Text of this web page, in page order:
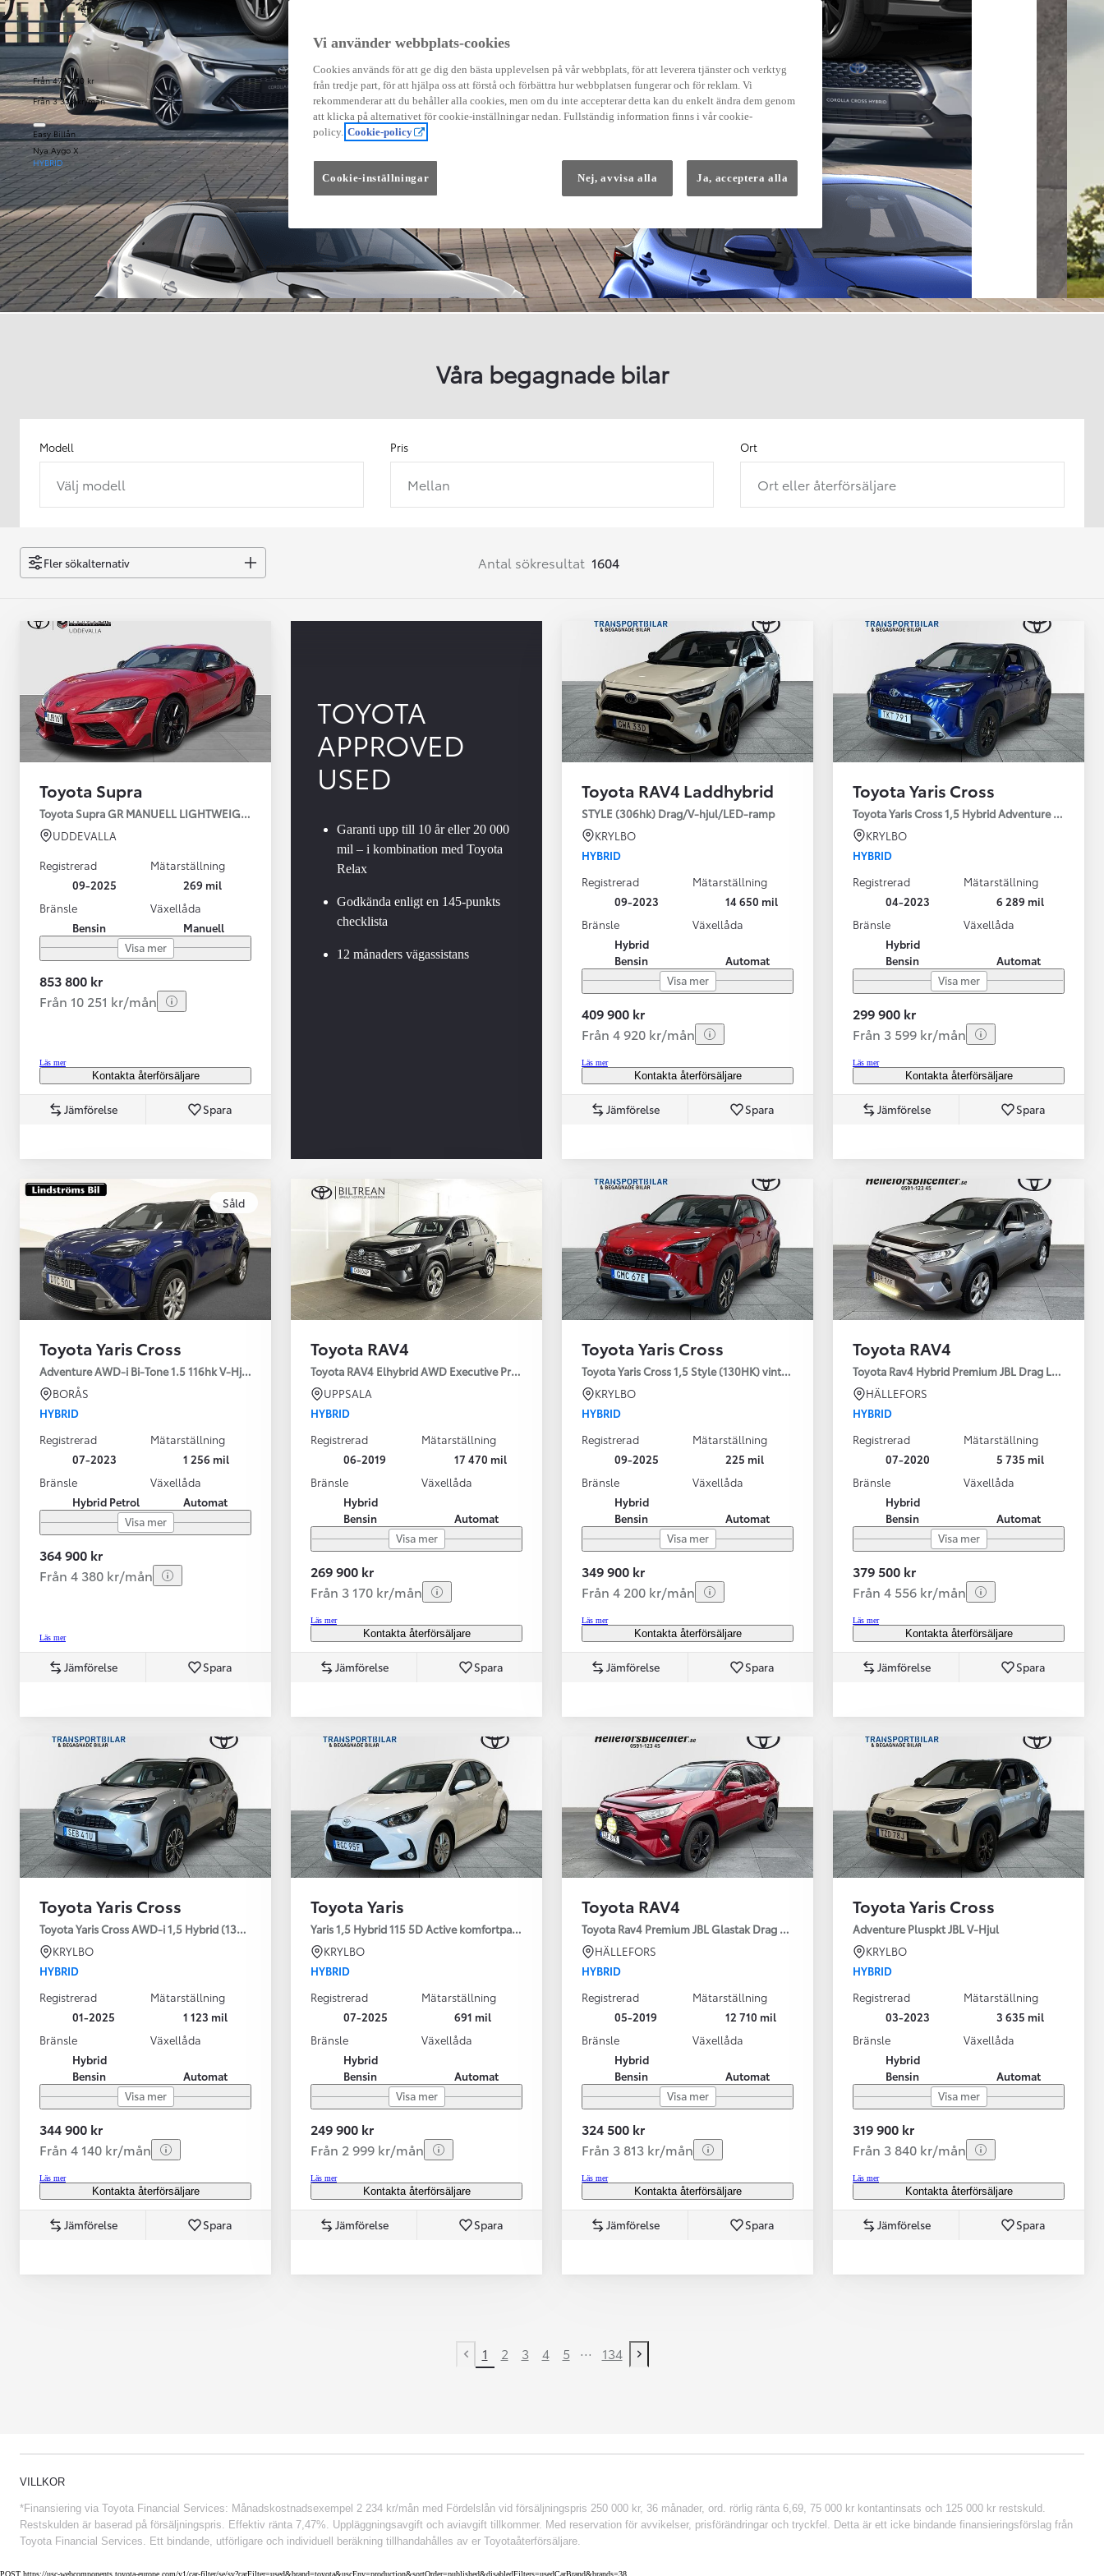
Från 479 900 kr
Från 3 333 kr/mån
Easy Billån
Från 569 900 kr
Från 3 958 kr/mån
Nya Aygo X
HYBRID
Från 238 900 kr
Easy Billån
HYBRID
GR Yaris
BENSIN
Från 599 900 kr
Corolla
HYBRID
Från 324 900 kr
Från 3 194 kr/mån
HYBRID
Från 360 900 kr
Från 3 548 kr/mån
Easy Billån
Toyota C-HR
HYBRID & LADDHYBRID
Från 350 900 kr
Från 3 450 kr/mån
Easy Billån
Toyota GR Supra
BENSIN
Nya GR GT
The soul lives on
Vi har Sveriges mest nöjda
Toyota
När varje jobb
Våra begagnade bilar
Modell
Välj modell
Pris
Mellan
Ort
Ort eller återförsäljare
Fler sökalternativ Antal sökresultat 1604
Toyota Supra
Toyota Supra GR MANUELL LIGHTWEIGHT EVO / OMG LEV! MOMSBIL!
UDDEVALLA
Registrerad
09-2025
Mätarställning
269 mil
Bränsle
Bensin
Växellåda
Manuell
Visa mer
853 800 kr
Från 10 251 kr/mån
Läs mer
Kontakta återförsäljare
Jämförelse Spara
TOYOTA
APPROVED
USED
Garanti upp till 10 år eller 20 000
mil – i kombination med Toyota
Relax
Godkända enligt en 145-punkts
checklista
12 månaders vägassistans
Toyota RAV4 Laddhybrid
STYLE (306hk) Drag/V-hjul/LED-ramp
KRYLBO
HYBRID
Registrerad
09-2023
Mätarställning
14 650 mil
Bränsle
Hybrid
Bensin
Växellåda
Automat
Visa mer
409 900 kr
Från 4 920 kr/mån
Läs mer
Kontakta återförsäljare
Jämförelse Spara
Toyota Yaris Cross
Toyota Yaris Cross 1,5 Hybrid Adventure Drag V-
KRYLBO
HYBRID
Registrerad
04-2023
Mätarställning
6 289 mil
Bränsle
Hybrid
Bensin
Växellåda
Automat
Visa mer
299 900 kr
Från 3 599 kr/mån
Läs mer
Kontakta återförsäljare
Jämförelse Spara
Såld
Toyota Yaris Cross
Adventure AWD-i Bi-Tone 1.5 116hk V-Hjul Drag JBL
BORÅS
HYBRID
Registrerad
07-2023
Mätarställning
1 256 mil
Bränsle
Hybrid Petrol
Växellåda
Automat
Visa mer
364 900 kr
Från 4 380 kr/mån
Läs mer
Jämförelse Spara
Toyota RAV4
Toyota RAV4 Elhybrid AWD Executive Premium Drag 360-kamera JBL
UPPSALA
HYBRID
Registrerad
06-2019
Mätarställning
17 470 mil
Bränsle
Hybrid
Bensin
Växellåda
Automat
Visa mer
269 900 kr
Från 3 170 kr/mån
Läs mer
Kontakta återförsäljare
Jämförelse Spara
Toyota Yaris Cross
Toyota Yaris Cross 1,5 Style (130HK) vinterhjul
KRYLBO
HYBRID
Registrerad
09-2025
Mätarställning
225 mil
Bränsle
Hybrid
Bensin
Växellåda
Automat
Visa mer
349 900 kr
Från 4 200 kr/mån
Läs mer
Kontakta återförsäljare
Jämförelse Spara
Toyota RAV4
Toyota Rav4 Hybrid Premium JBL Drag Led ramp
HÄLLEFORS
HYBRID
Registrerad
07-2020
Mätarställning
5 735 mil
Bränsle
Hybrid
Bensin
Växellåda
Automat
Visa mer
379 500 kr
Från 4 556 kr/mån
Läs mer
Kontakta återförsäljare
Jämförelse Spara
Toyota Yaris Cross
Toyota Yaris Cross AWD-i 1,5 Hybrid (130HK) Style V-hjul
KRYLBO
HYBRID
Registrerad
01-2025
Mätarställning
1 123 mil
Bränsle
Hybrid
Bensin
Växellåda
Automat
Visa mer
344 900 kr
Från 4 140 kr/mån
Läs mer
Kontakta återförsäljare
Jämförelse Spara
Toyota Yaris
Yaris 1,5 Hybrid 115 5D Active komfortpaket
KRYLBO
HYBRID
Registrerad
07-2025
Mätarställning
691 mil
Bränsle
Hybrid
Bensin
Växellåda
Automat
Visa mer
249 900 kr
Från 2 999 kr/mån
Läs mer
Kontakta återförsäljare
Jämförelse Spara
Toyota RAV4
Toyota Rav4 Premium JBL Glastak Drag Motorv Vhjul
HÄLLEFORS
HYBRID
Registrerad
05-2019
Mätarställning
12 710 mil
Bränsle
Hybrid
Bensin
Växellåda
Automat
Visa mer
324 500 kr
Från 3 813 kr/mån
Läs mer
Kontakta återförsäljare
Jämförelse Spara
Toyota Yaris Cross
Adventure Pluspkt JBL V-Hjul
KRYLBO
HYBRID
Registrerad
03-2023
Mätarställning
3 635 mil
Bränsle
Hybrid
Bensin
Växellåda
Automat
Visa mer
319 900 kr
Från 3 840 kr/mån
Läs mer
Kontakta återförsäljare
Jämförelse Spara
Previous page
1 2 3 4 5 ... 134
Next page
VILLKOR
*Finansiering via Toyota Financial Services: Månadskostnadsexempel 2 234 kr/mån med Fördelslån vid försäljningspris 250 000 kr, 36 månader, ord. rörlig ränta 6,69, 75 000 kr kontantinsats och 125 000 kr restskuld.
Restskulden är baserad på försäljningspris. Effektiv ränta 7,47%. Uppläggningsavgift och aviavgift tillkommer. Med reservation för avvikelser, prisförändringar och tryckfel. Detta är ett icke bindande finansieringsförslag från
Toyota Financial Services. Ett bindande, utförligare och individuell beräkning tillhandahålles av er Toyotaåterförsäljare.
POST https://usc-webcomponents.toyota-europe.com/v1/car-filter/se/sv?carFilter=used&brand=toyota&uscEnv=production&sortOrder=published&disabledFilters=usedCarBrand&brands=38
Vi använder webbplats-cookies
Cookies används för att ge dig den bästa upplevelsen på vår webbplats, för att leverera tjänster och verktyg
från tredje part, för att hjälpa oss att förstå och förbättra hur webbplatsen fungerar och för reklam. Vi
rekommenderar att du behåller alla cookies, men om du inte accepterar detta kan du enkelt ändra dem genom
att klicka på alternativet för cookie-inställningar nedan. Fullständig information finns i vår cookie-
policy. Cookie-policy
Cookie-inställningar Nej, avvisa alla Ja, acceptera alla